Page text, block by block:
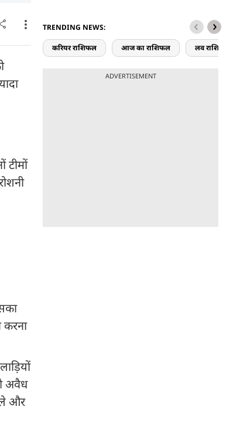
टीमों
अवैध
और
TRENDING NEWS:
करियर राशिफल आज का राशिफल लव राशिफल
ADVERTISEMENT